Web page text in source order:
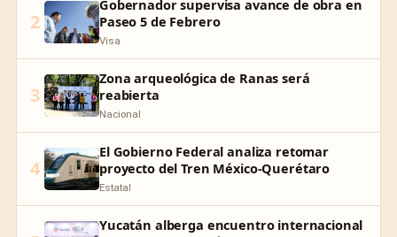
2
Gobernador supervisa avance de obra en
Paseo 5 de Febrero
Visa
3
Zona arqueológica de Ranas será
reabierta
Nacional
4
El Gobierno Federal analiza retomar
proyecto del Tren México-Querétaro
Estatal
Yucatán alberga encuentro internacional